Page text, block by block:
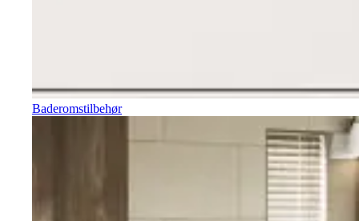
Baderomstilbehør